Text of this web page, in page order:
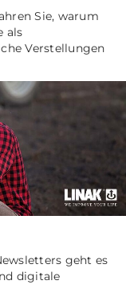
Sie, warum
als
Verstellungen
geht es
digitale